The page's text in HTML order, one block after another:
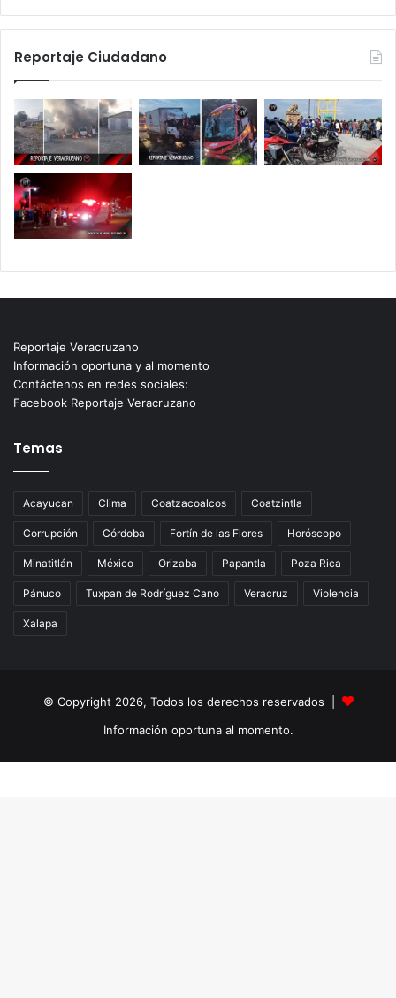
Reportaje Ciudadano
Reportaje Veracruzano
Información oportuna y al momento
Contáctenos en redes sociales:
Facebook Reportaje Veracruzano
Temas
Acayucan Clima Coatzacoalcos Coatzintla
Corrupción Córdoba Fortín de las Flores Horóscopo
Minatitlán México Orizaba Papantla Poza Rica
Pánuco Tuxpan de Rodríguez Cano Veracruz Violencia
Xalapa
© Copyright 2026, Todos los derechos reservados |
Información oportuna al momento.